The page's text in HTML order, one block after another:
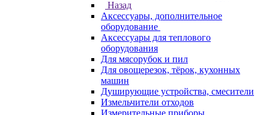
Назад
Аксессуары, дополнительное
оборудование
Аксессуары для теплового
оборудования
Для мясорубок и пил
Для овощерезок, тёрок, кухонных
машин
Душирующие устройства, смесители
Измельчители отходов
Измерительные приборы